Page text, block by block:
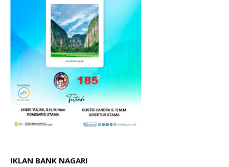
IKLAN BANK NAGARI